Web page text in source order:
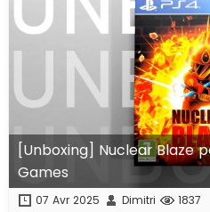
[Unboxing] Nuclear Blaze
Games
07 Avr 2025 Dimitri 1837